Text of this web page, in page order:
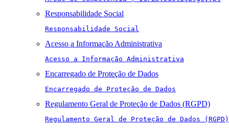
Responsabilidade Social
Responsabilidade Social
Acesso a Informação Administrativa
Acesso a Informação Administrativa
Encarregado de Proteção de Dados
Encarregado de Proteção de Dados
Regulamento Geral de Proteção de Dados (RGPD)
Regulamento Geral de Proteção de Dados (RGPD)